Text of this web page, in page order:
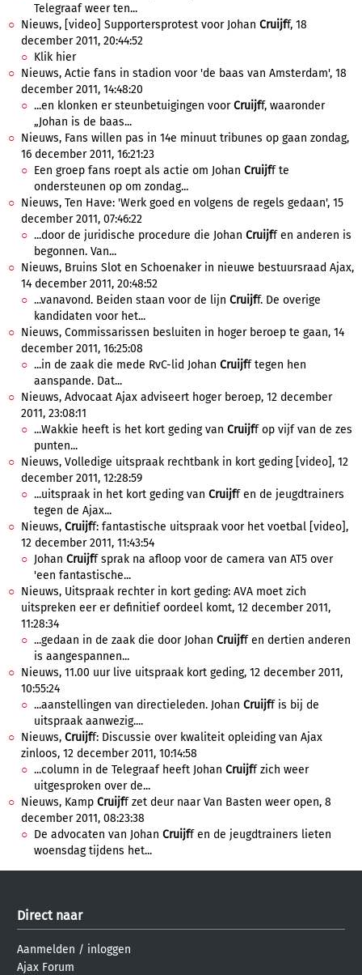
Telegraaf weer ten...
Nieuws, [video] Supportersprotest voor Johan Cruijff, 18
december 2011, 20:44:52
Klik hier
Nieuws, Actie fans in stadion voor 'de baas van Amsterdam', 18
december 2011, 14:48:20
...en klonken er steunbetuigingen voorCruijff, waaronder
„Johan is de baas...
Nieuws, Fans willen pas in 14e minuut tribunes op gaan zondag,
16 december 2011, 16:21:23
Een groep fans roept als actie om Johan Cruijff te
ondersteunen op om zondag...
Nieuws, Ten Have: 'Werk goed en volgens de regels gedaan', 15
december 2011, 07:46:22
...door de juridische procedure die Johan Cruijff en anderen is
begonnen. Van...
Nieuws, Bruins Slot en Schoenaker in nieuwe bestuursraad Ajax,
14 december 2011, 20:48:52
...vanavond. Beiden staan voor de lijn Cruijff. De overige
kandidaten voor het...
Nieuws, Commissarissen besluiten in hoger beroep te gaan, 14
december 2011, 16:25:08
...in de zaak die mede RvC-lid Johan Cruijff tegen hen
aanspande. Dat...
Nieuws, Advocaat Ajax adviseert hoger beroep, 12 december
2011, 23:08:11
...Wakkie heeft is het kort geding van Cruijff op vijf van de zes
punten...
Nieuws, Volledige uitspraak rechtbank in kort geding [video], 12
december 2011, 12:28:59
...uitspraak in het kort geding van Cruijff en de jeugdtrainers
tegen de Ajax...
Nieuws, Cruijff: fantastische uitspraak voor het voetbal [video],
12 december 2011, 11:43:54
Johan Cruijff sprak na afloop voor de camera van AT5 over
'een fantastische...
Nieuws, Uitspraak rechter in kort geding: AVA moet zich
uitspreken eer er definitief oordeel komt, 12 december 2011,
11:28:34
...gedaan in de zaak die door Johan Cruijff en dertien anderen
is aangespannen...
Nieuws, 11.00 uur live uitspraak kort geding, 12 december 2011,
10:55:24
...aanstellingen van directieleden. Johan Cruijff is bij de
uitspraak aanwezig....
Nieuws, Cruijff: Discussie over kwaliteit opleiding van Ajax
zinloos, 12 december 2011, 10:14:58
...column in de Telegraaf heeft Johan Cruijff zich weer
uitgesproken over de...
Nieuws, Kamp Cruijff zet deur naar Van Basten weer open, 8
december 2011, 08:23:38
De advocaten van Johan Cruijff en de jeugdtrainers lieten
woensdag tijdens het...
Direct naar
Aanmelden / inloggen
Ajax Forum